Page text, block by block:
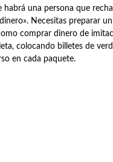
habrá una persona que
Necesitas preparar
comprar dinero de
colocando billetes de
en cada paquete.